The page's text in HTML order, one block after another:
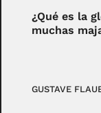
¿Qué es la
muchas
GUSTAVE